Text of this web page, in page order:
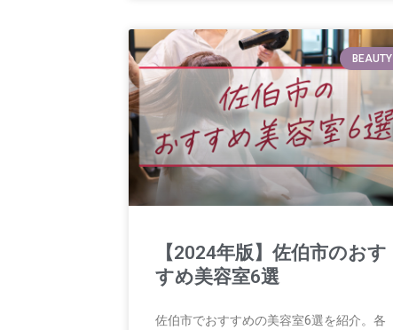
BEAUTY
【2024年版】佐伯市のおす
すめ美容室6選
佐伯市でおすすめの美容室6選を紹介。各